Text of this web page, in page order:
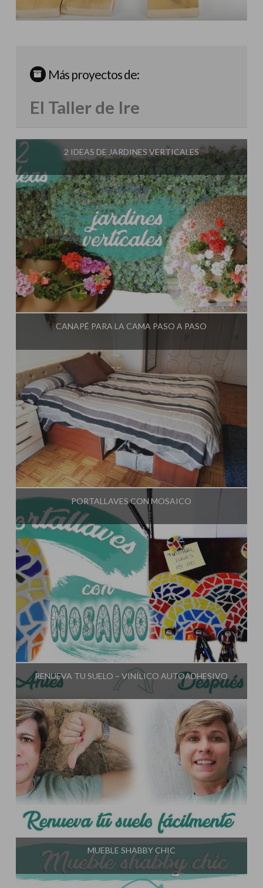
Más proyectos de:
El Taller de Ire
2 IDEAS DE JARDINES VERTICALES
Influencer: El Taller de Ire
CANAPÉ PARA LA CAMA PASO A PASO
Influencer:El Taller de Ire
PORTALLAVES CON MOSAICO
Influencer:El Taller de Ire
RENUEVA TU SUELO – VINÍLICO AUTOADHESIVO
Influencer:El Taller de Ire
MUEBLE SHABBY CHIC